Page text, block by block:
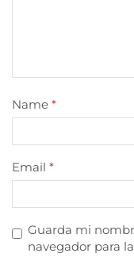
Name *
Email *
Guarda mi
navegador para